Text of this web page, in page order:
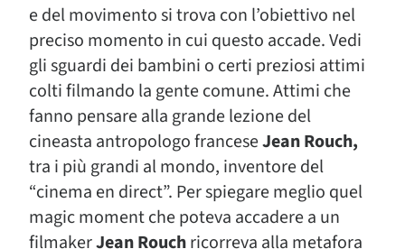
e del movimento si trova con l’obiettivo nel
preciso momento in cui questo accade. Vedi
gli sguardi dei bambini o certi preziosi attimi
colti filmando la gente comune. Attimi che
fanno pensare alla grande lezione del
cineasta antropologo franceseJean Rouch,
tra i più grandi al mondo, inventore del
“cinema en direct”. Per spiegare meglio quel
magic moment che poteva accadere a un
filmakerJean Rouchricorreva alla metafora